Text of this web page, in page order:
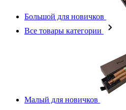
Большой для новичков
Все товары категории
Малый для новичков